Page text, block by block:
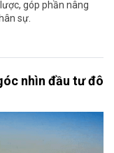
góp phần nâng
sự.
nhìn đầu tư đô